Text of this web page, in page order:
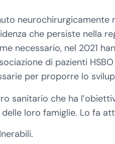
neurochirurgicamente
che persiste nella
necessario, nel 2021
di pazienti
per proporre lo
sanitario che ha
loro famiglie. Lo fa